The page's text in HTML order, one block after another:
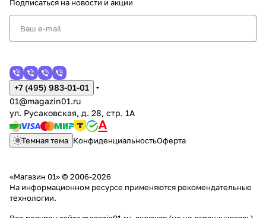
Подписаться на новости и акции
+7 (495) 983-01-01
01@magazin01.ru
ул. Русаковская, д. 28, стр. 1А
Темная тема КонфиденциальностьОферта
«Магазин 01» © 2006-2026
На информационном ресурсе применяются рекомендательные
технологии.